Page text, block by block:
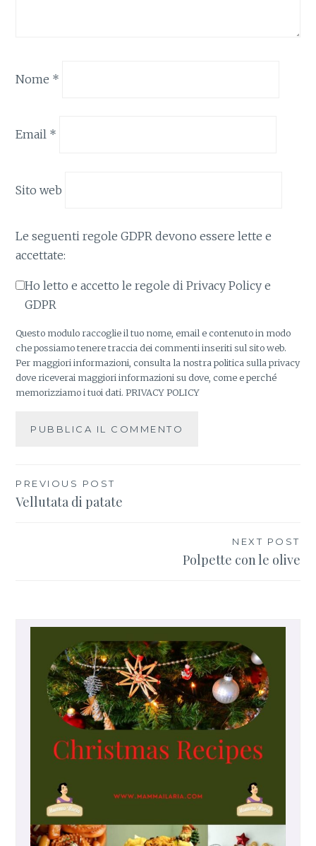
Nome *
Email *
Sito web
Le seguenti regole GDPR devono essere lette e
accettate:
Ho letto e accetto le regole di Privacy Policy e
GDPR
Questo modulo raccoglie il tuo nome, email e contenuto in modo
che possiamo tenere traccia dei commenti inseriti sul sito web.
Per maggiori informazioni, consulta la nostra politica sulla privacy
dove riceverai maggiori informazioni su dove, come e perché
memorizziamo i tuoi dati.PRIVACY POLICY
Navigazione
PREVIOUS POST
Vellutata di patate
NEXT POST
Polpette con le olive